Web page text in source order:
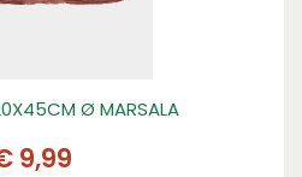
Ø MARSALA
9,99